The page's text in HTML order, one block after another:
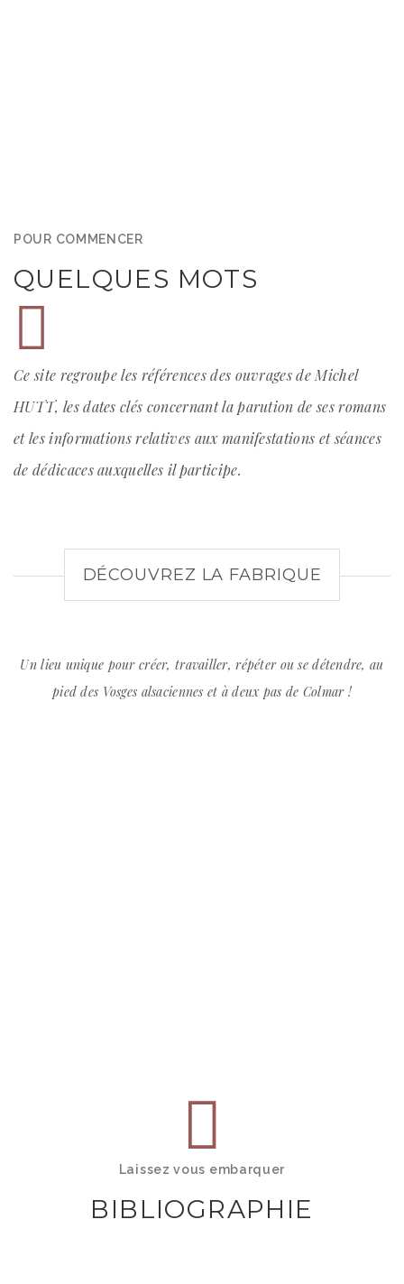
POUR COMMENCER
QUELQUES MOTS
Ce site regroupe les références des ouvrages de Michel
HUTT, les dates clés concernant la parution de ses romans
et les informations relatives aux manifestations et séances
de dédicaces auxquelles il participe.
DÉCOUVREZ LA FABRIQUE
Un lieu unique pour créer, travailler, répéter ou se détendre, au
pied des Vosges alsaciennes et à deux pas de Colmar !
Laissez vous embarquer
BIBLIOGRAPHIE